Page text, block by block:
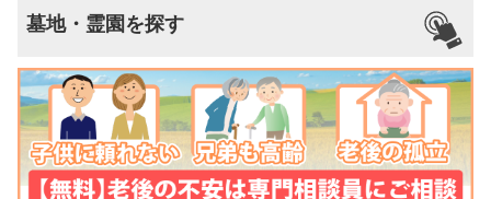
墓地・霊園を探す